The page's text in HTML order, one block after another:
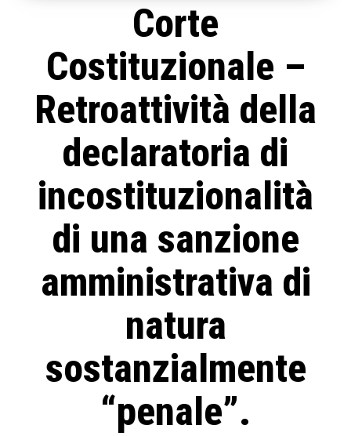
Corte
Costituzionale –
Retroattività della
declaratoria di
incostituzionalità
di una sanzione
amministrativa di
natura
sostanzialmente
“penale”.